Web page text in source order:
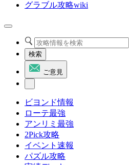
グラブル攻略wiki
検索
ご意見
ビヨンド情報
ローテ最強
アンリミ最強
2Pick攻略
イベント速報
パズル攻略